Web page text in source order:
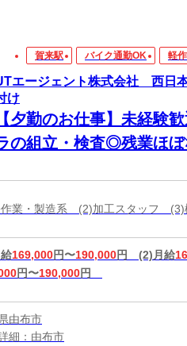
賀来駅 バイク通勤OK 軽
エージェント株式会社 西日
け
【夕勤のお仕事】未経験
の組立・検査◎残業ほ
作業・製造系 (2)加工スタッフ
169,000円〜190,000円 (2)月給
円〜190,000円
由布市
細：由布市